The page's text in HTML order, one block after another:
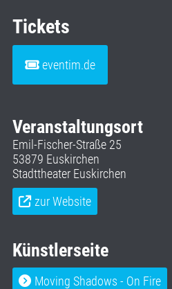
Tickets
eventim.de
Veranstaltungsort
Emil-Fischer-Straße 25
53879 Euskirchen
Stadttheater Euskirchen
zur Website
Künstlerseite
Moving Shadows - On Fire